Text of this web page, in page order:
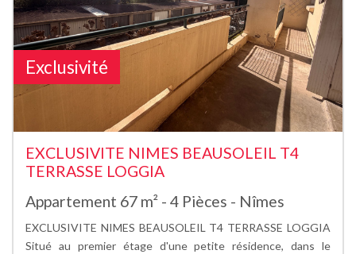
Exclusivité
EXCLUSIVITE NIMES BEAUSOLEIL T4
TERRASSE LOGGIA
Appartement 67 m² - 4 Pièces - Nîmes
EXCLUSIVITE NIMES BEAUSOLEIL T4 TERRASSE LOGGIA
Situé au premier étage d'une petite résidence, dans le